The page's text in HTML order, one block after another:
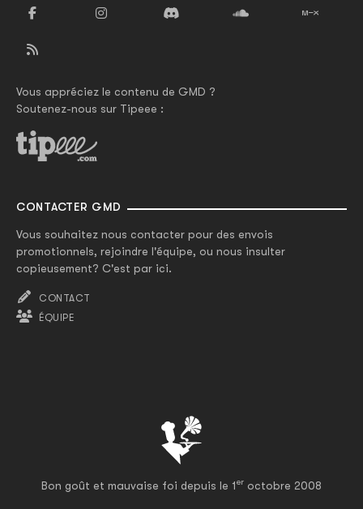
Bon goût et mauvaise foi depuis le 1er octobre 2008
Vous appréciez le contenu de GMD ?
Soutenez-nous sur Tipeee :
CONTACTER GMD
Vous souhaitez nous contacter pour des envois
promotionnels, rejoindre l'équipe, ou nous insulter
copieusement? C'est par ici.
CONTACT
ÉQUIPE